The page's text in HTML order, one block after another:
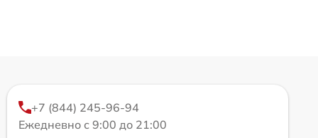
+7 (844) 245-96-94
Ежедневно с 9:00 до 21:00